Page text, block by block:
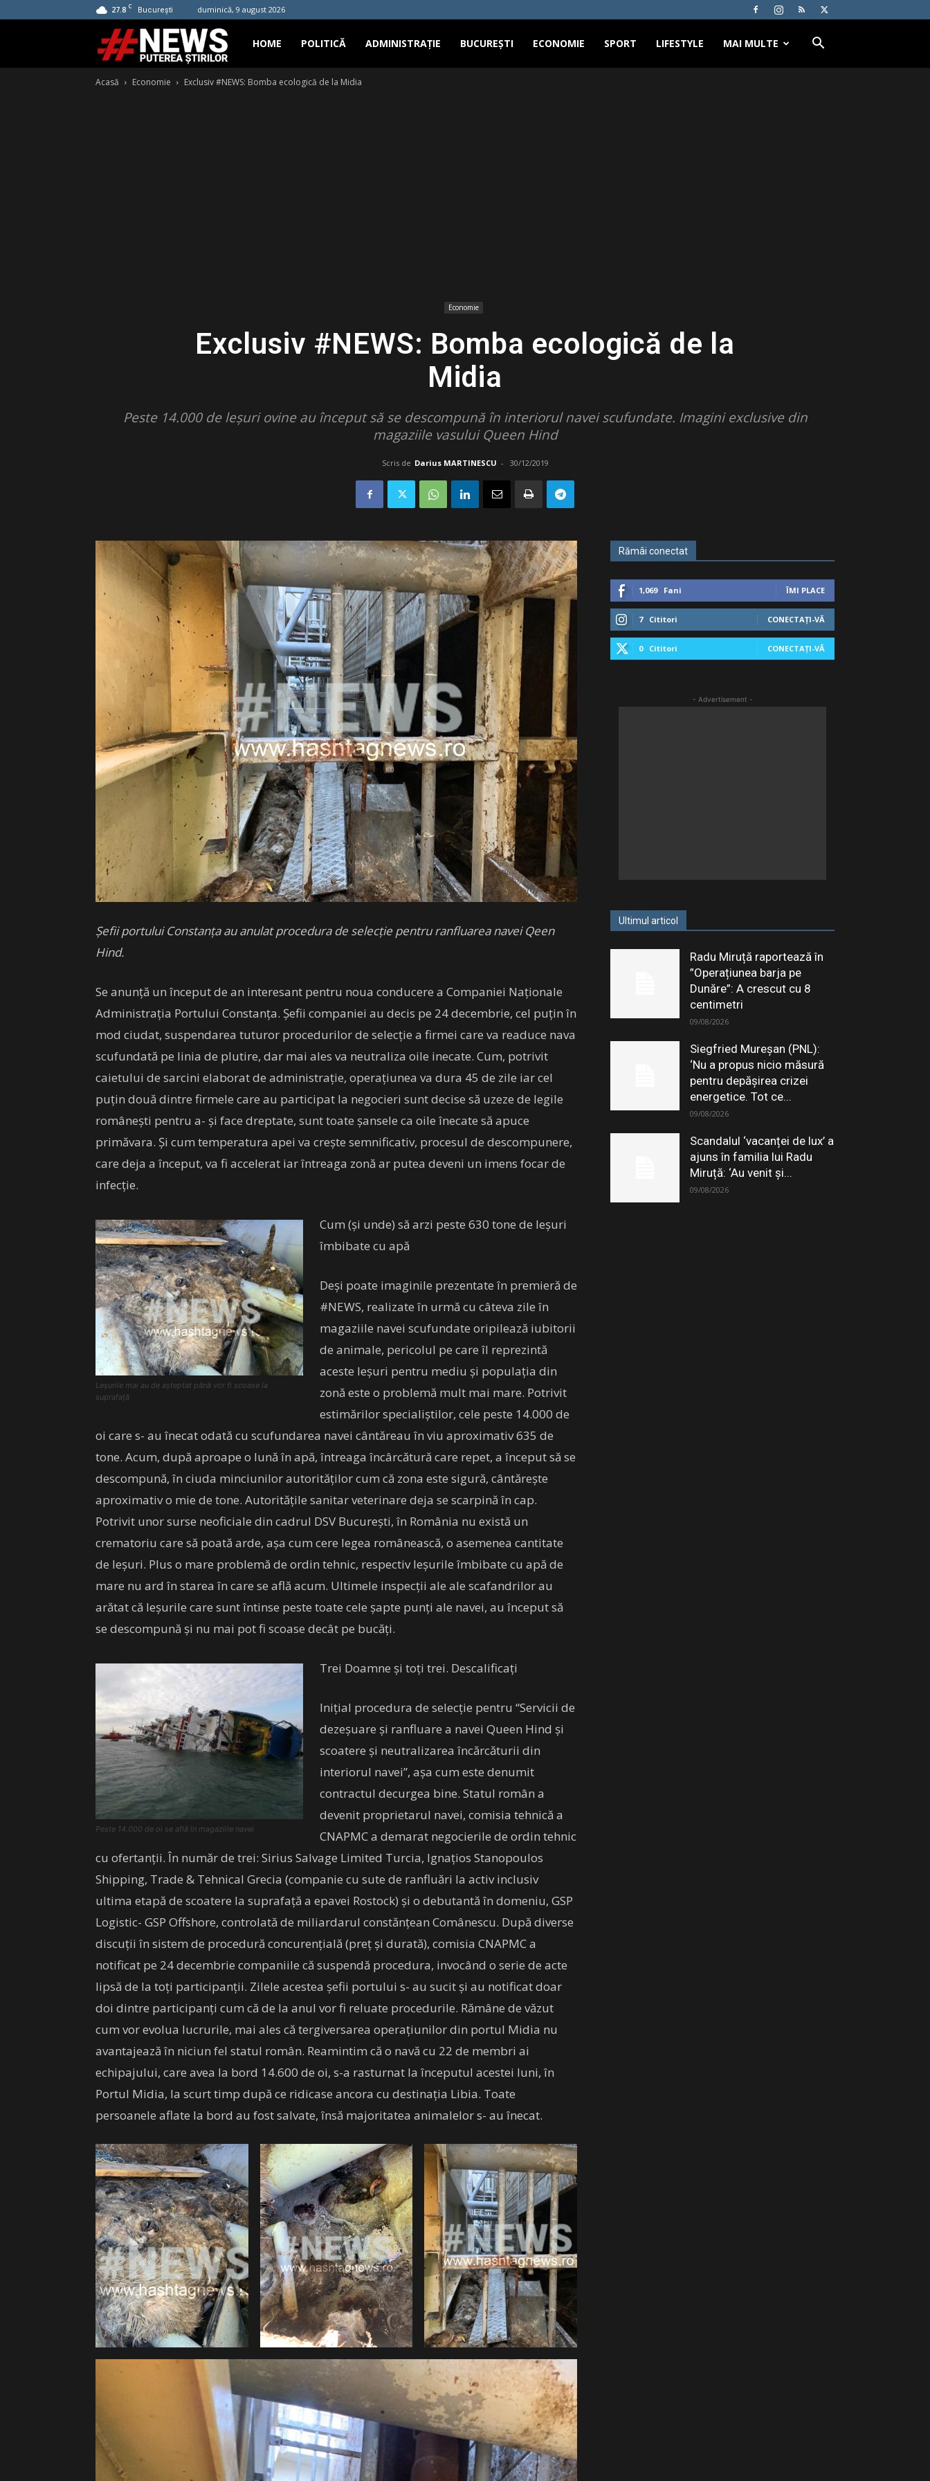
27.8 C București duminică, 9 august 2026
Hashtag
HOME POLITICĂ ADMINISTRAȚIE BUCUREȘTI ECONOMIE SPORT LIFESTYLE MAI MULTE
Acasă Economie Exclusiv #NEWS: Bomba ecologică de la Midia
Economie
Exclusiv #NEWS: Bomba ecologică de la
Midia
Peste 14.000 de leșuri ovine au început să se descompună în interiorul navei scufundate. Imagini exclusive din
magaziile vasului Queen Hind
Scris de Darius MARTINESCU - 30/12/2019
Șefii portului Constanța au anulat procedura de selecție pentru ranfluarea navei Qeen
Hind.
Se anunță un început de an interesant pentru noua conducere a Companiei Naționale
Administrația Portului Constanța. Șefii companiei au decis pe 24 decembrie, cel puțin în
mod ciudat, suspendarea tuturor procedurilor de selecție a firmei care va readuce nava
scufundată pe linia de plutire, dar mai ales va neutraliza oile inecate. Cum, potrivit
caietului de sarcini elaborat de administrație, operațiunea va dura 45 de zile iar cel
puțin două dintre firmele care au participat la negocieri sunt decise să uzeze de legile
românești pentru a- și face dreptate, sunt toate șansele ca oile înecate să apuce
primăvara. Și cum temperatura apei va crește semnificativ, procesul de descompunere,
care deja a început, va fi accelerat iar întreaga zonă ar putea deveni un imens focar de
infecție.
Leșurile mai au de așteptat până vor fi scoase la
suprafață
Cum (și unde) să arzi peste 630 tone de leșuri
îmbibate cu apă
Deși poate imaginile prezentate în premieră de
#NEWS, realizate în urmă cu câteva zile în
magaziile navei scufundate oripilează iubitorii
de animale, pericolul pe care îl reprezintă
aceste leșuri pentru mediu și populația din
zonă este o problemă mult mai mare. Potrivit
estimărilor specialiștilor, cele peste 14.000 de
oi care s- au înecat odată cu scufundarea navei cântăreau în viu aproximativ 635 de
tone. Acum, după aproape o lună în apă, întreaga încârcătură care repet, a început să se
descompună, în ciuda minciunilor autorităților cum că zona este sigură, cântărește
aproximativ o mie de tone. Autoritățile sanitar veterinare deja se scarpină în cap.
Potrivit unor surse neoficiale din cadrul DSV București, în România nu există un
crematoriu care să poată arde, așa cum cere legea românească, o asemenea cantitate
de leșuri. Plus o mare problemă de ordin tehnic, respectiv leșurile îmbibate cu apă de
mare nu ard în starea în care se află acum. Ultimele inspecții ale ale scafandrilor au
arătat că leșurile care sunt întinse peste toate cele șapte punți ale navei, au început să
se descompună și nu mai pot fi scoase decât pe bucăți.
Peste 14.000 de oi se află în magaziile navei
Trei Doamne și toți trei. Descalificați
Inițial procedura de selecție pentru “Servicii de
dezeșuare și ranfluare a navei Queen Hind și
scoatere și neutralizarea încărcăturii din
interiorul navei”, așa cum este denumit
contractul decurgea bine. Statul român a
devenit proprietarul navei, comisia tehnică a
CNAPMC a demarat negocierile de ordin tehnic
cu ofertanții. În număr de trei: Sirius Salvage Limited Turcia, Ignațios Stanopoulos
Shipping, Trade & Tehnical Grecia (companie cu sute de ranfluări la activ inclusiv
ultima etapă de scoatere la suprafață a epavei Rostock) și o debutantă în domeniu, GSP
Logistic- GSP Offshore, controlată de miliardarul constănțean Comânescu. După diverse
discuții în sistem de procedură concurențială (preț și durată), comisia CNAPMC a
notificat pe 24 decembrie companiile că suspendă procedura, invocând o serie de acte
lipsă de la toți participanții. Zilele acestea șefii portului s- au sucit și au notificat doar
doi dintre participanți cum că de la anul vor fi reluate procedurile. Rămâne de văzut
cum vor evolua lucrurile, mai ales că tergiversarea operațiunilor din portul Midia nu
avantajează în niciun fel statul român. Reamintim că o navă cu 22 de membri ai
echipajului, care avea la bord 14.600 de oi, s-a rasturnat la începutul acestei luni, în
Portul Midia, la scurt timp după ce ridicase ancora cu destinația Libia. Toate
persoanele aflate la bord au fost salvate, însă majoritatea animalelor s- au înecat.
Rămâi conectat
1,069 Fani ÎMI PLACE
7 Cititori CONECTAȚI-VĂ
0 Cititori CONECTAȚI-VĂ
- Advertisement -
Ultimul articol
Radu Miruță raportează în
”Operațiunea barja pe
Dunăre”: A crescut cu 8
centimetri
09/08/2026
Siegfried Mureșan (PNL):
‘Nu a propus nicio măsură
pentru depăşirea crizei
energetice. Tot ce...
09/08/2026
Scandalul ‘vacanței de lux’ a
ajuns în familia lui Radu
Miruță: ‘Au venit și...
09/08/2026